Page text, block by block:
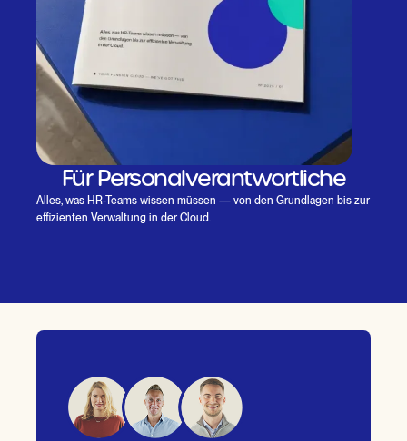
Für Personalverantwortliche
Alles, was HR-Teams wissen müssen — von den Grundlagen bis zur
effizienten Verwaltung in der Cloud.